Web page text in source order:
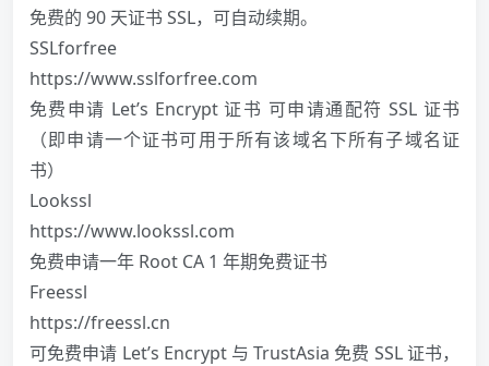
免费的 90 天证书 SSL，可自动续期。
SSLforfree
https://www.sslforfree.com
免费申请 Let’s Encrypt 证书 可申请通配符 SSL 证书
（即申请一个证书可用于所有该域名下所有子域名证
书）
Lookssl
https://www.lookssl.com
免费申请一年 Root CA 1 年期免费证书
Freessl
https://freessl.cn
可免费申请 Let’s Encrypt 与 TrustAsia 免费 SSL 证书，